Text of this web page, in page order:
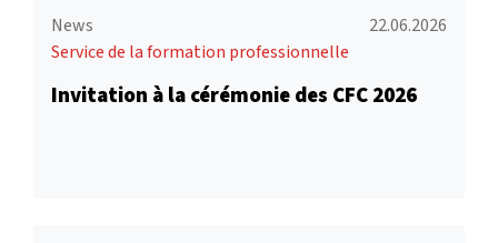
News
22.06.2026
Service de la formation professionnelle
Invitation à la cérémonie des CFC 2026